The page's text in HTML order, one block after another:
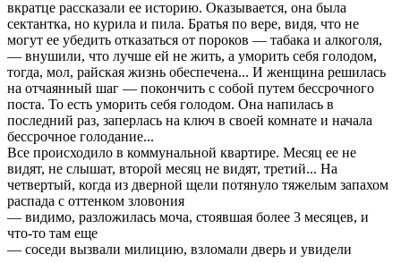
вкратце рассказали ее историю. Оказывается, она была
сектантка, но курила и пила. Братья по вере, видя, что не
могут ее убедить отказаться от пороков — табака и алкоголя,
— внушили, что лучше ей не жить, а уморить себя голодом,
тогда, мол, райская жизнь обеспечена... И женщина решилась
на отчаянный шаг — покончить с собой путем бессрочного
поста. То есть уморить себя голодом. Она напилась в
последний раз, заперлась на ключ в своей комнате и начала
бессрочное голодание...
Все происходило в коммунальной квартире. Месяц ее не
видят, не слышат, второй месяц не видят, третий... На
четвертый, когда из дверной щели потянуло тяжелым запахом
распада с оттенком зловония
— видимо, разложилась моча, стоявшая более 3 месяцев, и
что-то там еще
— соседи вызвали милицию, взломали дверь и увидели